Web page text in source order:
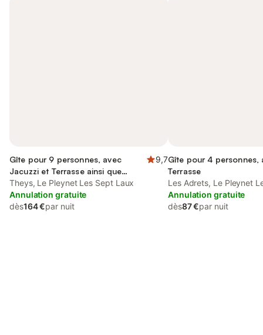
Gîte pour 9 personnes, avec
Jacuzzi et Terrasse ainsi que
Jardin et Vue
9,7
Theys, Le Pleynet Les Sept Laux
Annulation gratuite
dès164 €par nuit
Gîte pour 4 personnes,
Terrasse
Les Adrets, Le Pleynet
Annulation gratuite
dès87 €par nuit